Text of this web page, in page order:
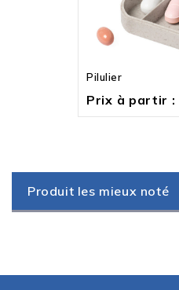
Pilulier
Prix à partir :
Produit les mieux noté